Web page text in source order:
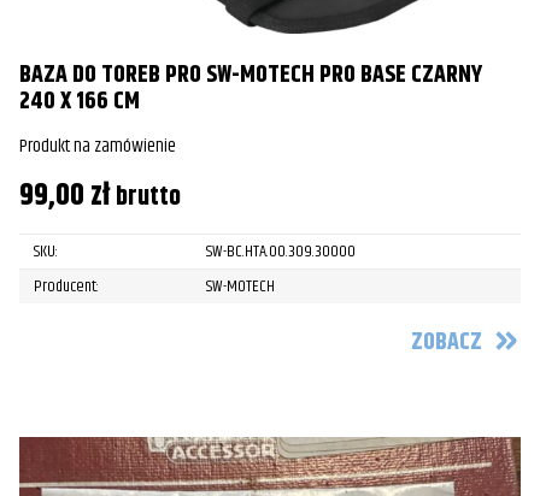
BAZA DO TOREB PRO SW-MOTECH PRO BASE CZARNY
240 X 166 CM
Produkt na zamówienie
99,00złbrutto
SKU:
SW-BC.HTA.00.309.30000
Producent:
SW-MOTECH
ZOBACZ